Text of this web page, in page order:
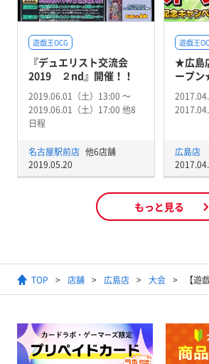
遊戯王OCG
『デュエリスト交流会
2019 ２nd』開催！！
2019.06.01（土）13:00 〜
2019.06.01（土）17:00 他8
日程
名古屋駅前店 他6店舗
2019.05.20
遊戯王
★広島
ープ
広島店
もっと見る
TOP 店舗 広島店 大会 【遊戯